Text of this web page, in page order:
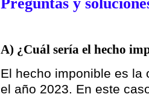
A) ¿Cuál sería el hecho
El hecho imponible es la
el año 2023. En este